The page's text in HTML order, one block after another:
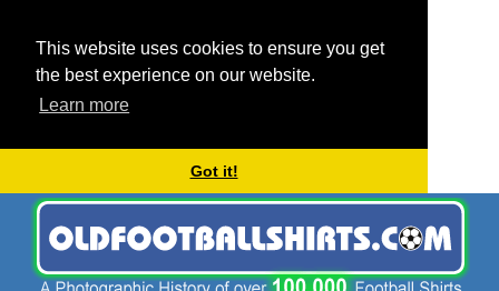
This website uses cookies to ensure you get
the best experience on our website.
Learn more
Got it!